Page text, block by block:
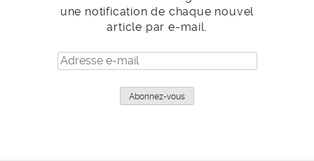
une notification de chaque nouvel
article par e-mail.
Adresse
e-
Abonnez-vous